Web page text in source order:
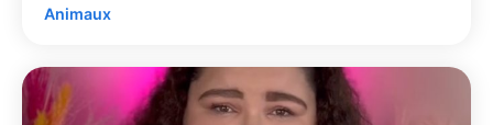
Animaux